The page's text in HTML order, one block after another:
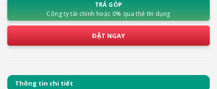
TRẢ GÓP
Công ty tài chính hoặc 0% qua thẻ tín dụng
ĐẶT NGAY
Thông tin chi tiết